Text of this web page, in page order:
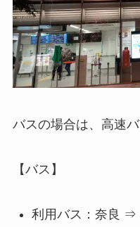
バスの場合は、高速バ
【バス】
利用バス：奈良 ⇒